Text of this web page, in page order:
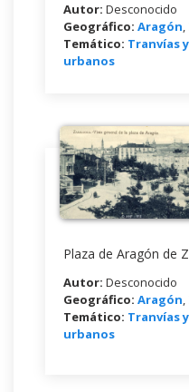
Autor: Desconocido
Geográfico: Aragón
Temático: Tranvías
urbanos
Plaza de Aragón de
Autor: Desconocido
Geográfico: Aragón
Temático: Tranvías
urbanos